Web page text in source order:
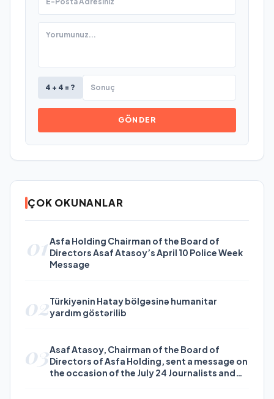
4 + 4 = ?
GÖNDER
ÇOK OKUNANLAR
01 Asfa Holding Chairman of the Board of
Directors Asaf Atasoy’s April 10 Police Week
Message
02Türkiyənin Hatay bölgəsinə humanitar
yardım göstərilib
03Asaf Atasoy, Chairman of the Board of
Directors of Asfa Holding, sent a message on
the occasion of the July 24 Journalists and